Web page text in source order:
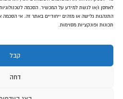
לאחסן ו/או לגשת למידע על המכשיר. הסכמה
התנהגות גלישה או מזהים ייחודיים באתר זה. אי
תכונות ופונקציות מסוימות.
קבל
דחה